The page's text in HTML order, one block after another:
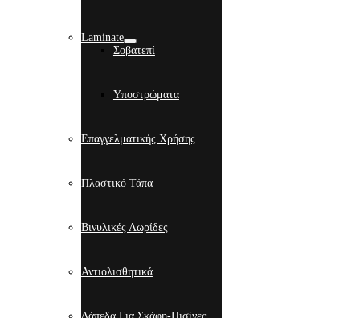
Laminate
Σοβατεπί
Υποστρώματα
Επαγγελματικής Χρήσης
Πλαστικό Τάπα
Βινυλικές Λωρίδες
Αντιολισθητικά